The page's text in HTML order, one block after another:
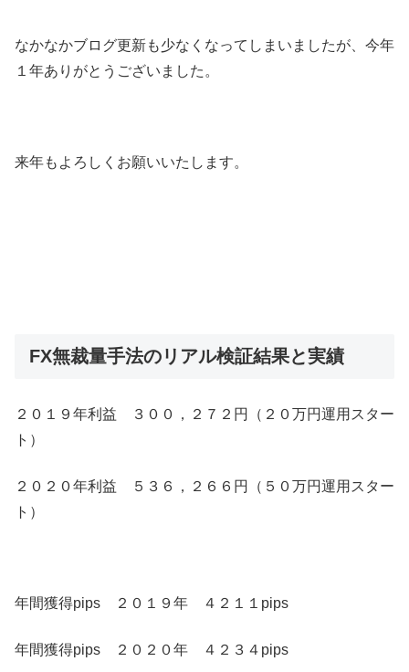
なかなかブログ更新も少なくなってしまいましたが、今年
１年ありがとうございました。
来年もよろしくお願いいたします。
FX無裁量手法のリアル検証結果と実績
２０１９年利益 ３００，２７２円（２０万円運用スター
ト）
２０２０年利益 ５３６，２６６円（５０万円運用スター
ト）
年間獲得pips ２０１９年 ４２１１pips
年間獲得pips ２０２０年 ４２３４pips